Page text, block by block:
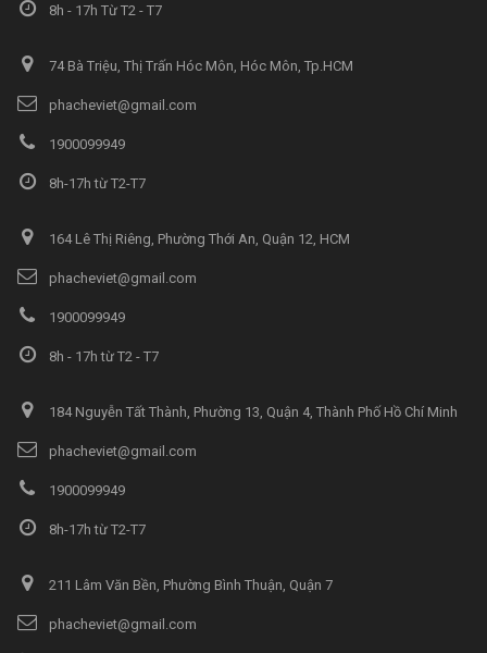
8h - 17h Từ T2 - T7
74 Bà Triệu, Thị Trấn Hóc Môn, Hóc Môn, Tp.HCM
phacheviet@gmail.com
1900099949
8h-17h từ T2-T7
164 Lê Thị Riêng, Phường Thới An, Quận 12, HCM
phacheviet@gmail.com
1900099949
8h - 17h từ T2 - T7
184 Nguyễn Tất Thành, Phường 13, Quận 4, Thành Phố Hồ Chí Minh
phacheviet@gmail.com
1900099949
8h-17h từ T2-T7
211 Lâm Văn Bền, Phường Bình Thuận, Quận 7
phacheviet@gmail.com